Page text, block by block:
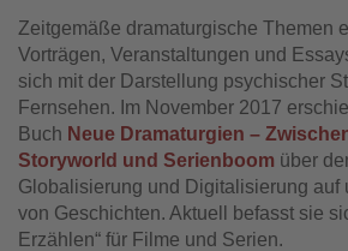
Zeitgemäße dramaturgische Themen
Vorträgen, Veranstaltungen und
sich mit der Darstellung psychischer
Fernsehen. Im November 2017
Buch Neue Dramaturgien –
Storyworld und Serienboom über
Globalisierung und Digitalisierung auf
von Geschichten. Aktuell befasst sie
Erzählen“ für Filme und Serien.